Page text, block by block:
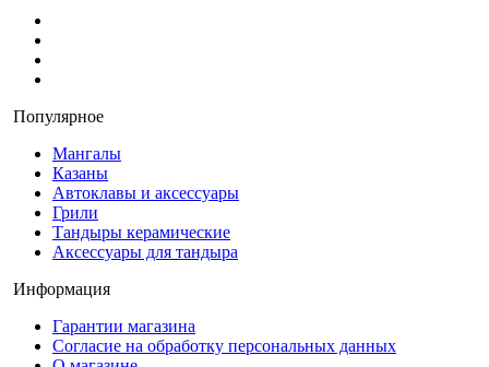
Популярное
Мангалы
Казаны
Автоклавы и аксессуары
Грили
Тандыры керамические
Аксессуары для тандыра
Информация
Гарантии магазина
Согласие на обработку персональных данных